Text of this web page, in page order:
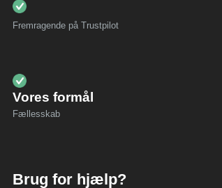
Fremragende på Trustpilot
Vores formål
Fællesskab
Brug for hjælp?